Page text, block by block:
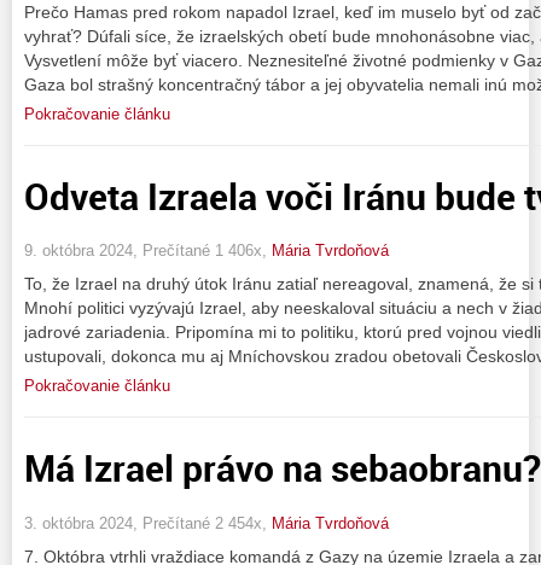
Prečo Hamas pred rokom napadol Izrael, keď im muselo byť od
vyhrať? Dúfali síce, že izraelských obetí bude mnohonásobne
Vysvetlení môže byť viacero. Neznesiteľné životné podmienky v
Gaza bol strašný koncentračný tábor a jej obyvatelia nemali inú
Pokračovanie článku
Odveta Izraela voči Iránu bude
9. októbra 2024, Prečítané 1 406x, Mária Tvrdoňová
To, že Izrael na druhý útok Iránu zatiaľ nereagoval, znamená, že
Mnohí politici vyzývajú Izrael, aby neeskaloval situáciu a nech v
jadrové zariadenia. Pripomína mi to politiku, ktorú pred vojnou
ustupovali, dokonca mu aj Mníchovskou zradou obetovali
Pokračovanie článku
Má Izrael právo na sebaobranu?
3. októbra 2024, Prečítané 2 454x, Mária Tvrdoňová
7. Októbra vtrhli vraždiace komandá z Gazy na územie Izraela a